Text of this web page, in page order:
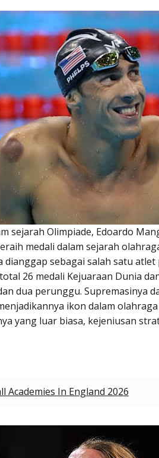
sejarah Olimpiade, Edoardo
medali dalam sejarah
sebagai salah satu atlet
26 medali Kejuaraan Dunia
dua perunggu. Supremasinya
ikon dalam
yang luar biasa, kejeniusan
Academies In England 2026